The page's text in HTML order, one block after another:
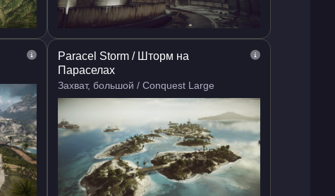
Paracel Storm / Шторм на
Параселах
Захват, большой / Conquest Large